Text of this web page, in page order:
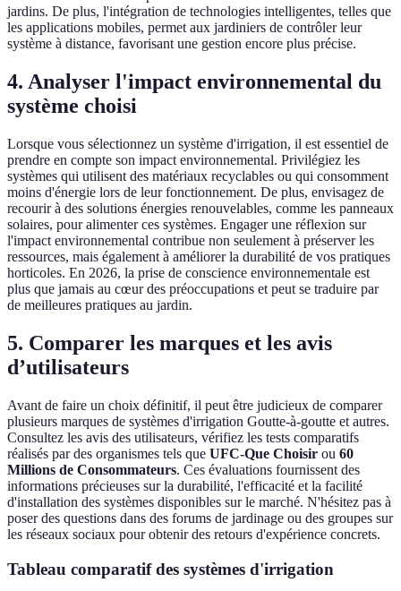
jardins. De plus, l'intégration de technologies intelligentes, telles que
les applications mobiles, permet aux jardiniers de contrôler leur
système à distance, favorisant une gestion encore plus précise.
4. Analyser l'impact environnemental du
système choisi
Lorsque vous sélectionnez un système d'irrigation, il est essentiel de
prendre en compte son impact environnemental. Privilégiez les
systèmes qui utilisent des matériaux recyclables ou qui consomment
moins d'énergie lors de leur fonctionnement. De plus, envisagez de
recourir à des solutions énergies renouvelables, comme les panneaux
solaires, pour alimenter ces systèmes. Engager une réflexion sur
l'impact environnemental contribue non seulement à préserver les
ressources, mais également à améliorer la durabilité de vos pratiques
horticoles. En 2026, la prise de conscience environnementale est
plus que jamais au cœur des préoccupations et peut se traduire par
de meilleures pratiques au jardin.
5. Comparer les marques et les avis
d’utilisateurs
Avant de faire un choix définitif, il peut être judicieux de comparer
plusieurs marques de systèmes d'irrigation Goutte-à-goutte et autres.
Consultez les avis des utilisateurs, vérifiez les tests comparatifs
réalisés par des organismes tels que UFC-Que Choisir ou 60
Millions de Consommateurs. Ces évaluations fournissent des
informations précieuses sur la durabilité, l'efficacité et la facilité
d'installation des systèmes disponibles sur le marché. N'hésitez pas à
poser des questions dans des forums de jardinage ou des groupes sur
les réseaux sociaux pour obtenir des retours d'expérience concrets.
Tableau comparatif des systèmes d'irrigation